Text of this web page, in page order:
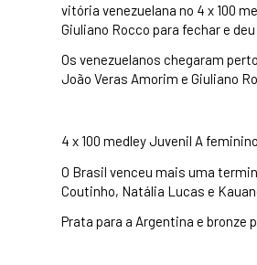
vitória venezuelana no 4 x 100
Giuliano Rocco para fechar e deu
Os venezuelanos chegaram
João Veras Amorim e Giuliano
4 x 100 medley Juvenil A
O Brasil venceu mais uma
Coutinho, Natália Lucas e
Prata para a Argentina e bronze